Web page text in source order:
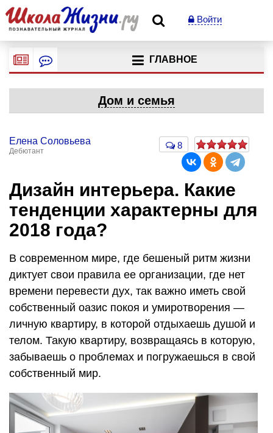
Войти
ГЛАВНОЕ
Дом и семья
Елена Соловьева
Дебютант
8
Дизайн интерьера. Какие
тенденции характерны для
2018 года?
В современном мире, где бешеный ритм жизни
диктует свои правила ее организации, где нет
времени перевести дух, так важно иметь свой
собственный оазис покоя и умиротворения —
личную квартиру, в которой отдыхаешь душой и
телом. Такую квартиру, возвращаясь в которую,
забываешь о проблемах и погружаешься в свой
собственный мир.